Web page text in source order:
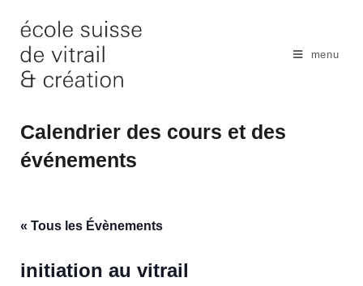
content
menu
Calendrier des cours et des
événements
« Tous les Évènements
initiation au vitrail